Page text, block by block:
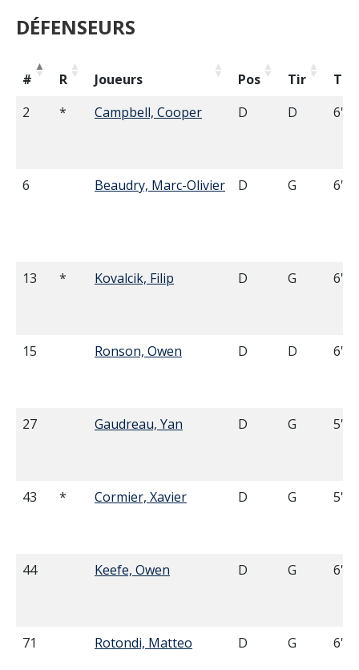
DÉFENSEURS
# R Joueurs Pos Tir
2
* Campbell, Cooper D D
6 Beaudry, Marc-Olivier D G
13 * Kovalcik, Filip D G
15 Ronson, Owen D D
27 Gaudreau, Yan D G
43 * Cormier, Xavier D G
44 Keefe, Owen D G
71 Rotondi, Matteo D G